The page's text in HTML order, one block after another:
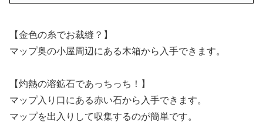
【金色の糸でお裁縫？】
マップ奥の小屋周辺にある木箱から入手できます。
【灼熱の溶鉱石であっちっち！】
マップ入り口にある赤い石から入手できます。
マップを出入りして収集するのが簡単です。